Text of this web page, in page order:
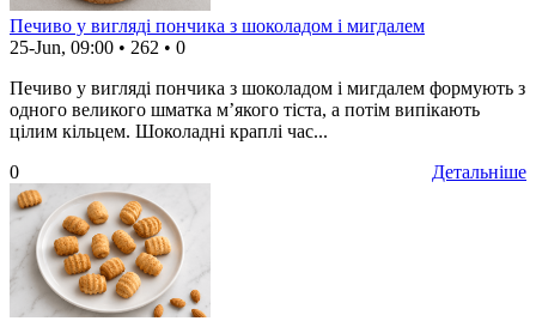
Печиво у вигляді пончика з шоколадом і мигдалем
25-Jun, 09:00 • 262 • 0
Печиво у вигляді пончика з шоколадом і мигдалем формують з
одного великого шматка м’якого тіста, а потім випікають
цілим кільцем. Шоколадні краплі час...
Детальніше
0